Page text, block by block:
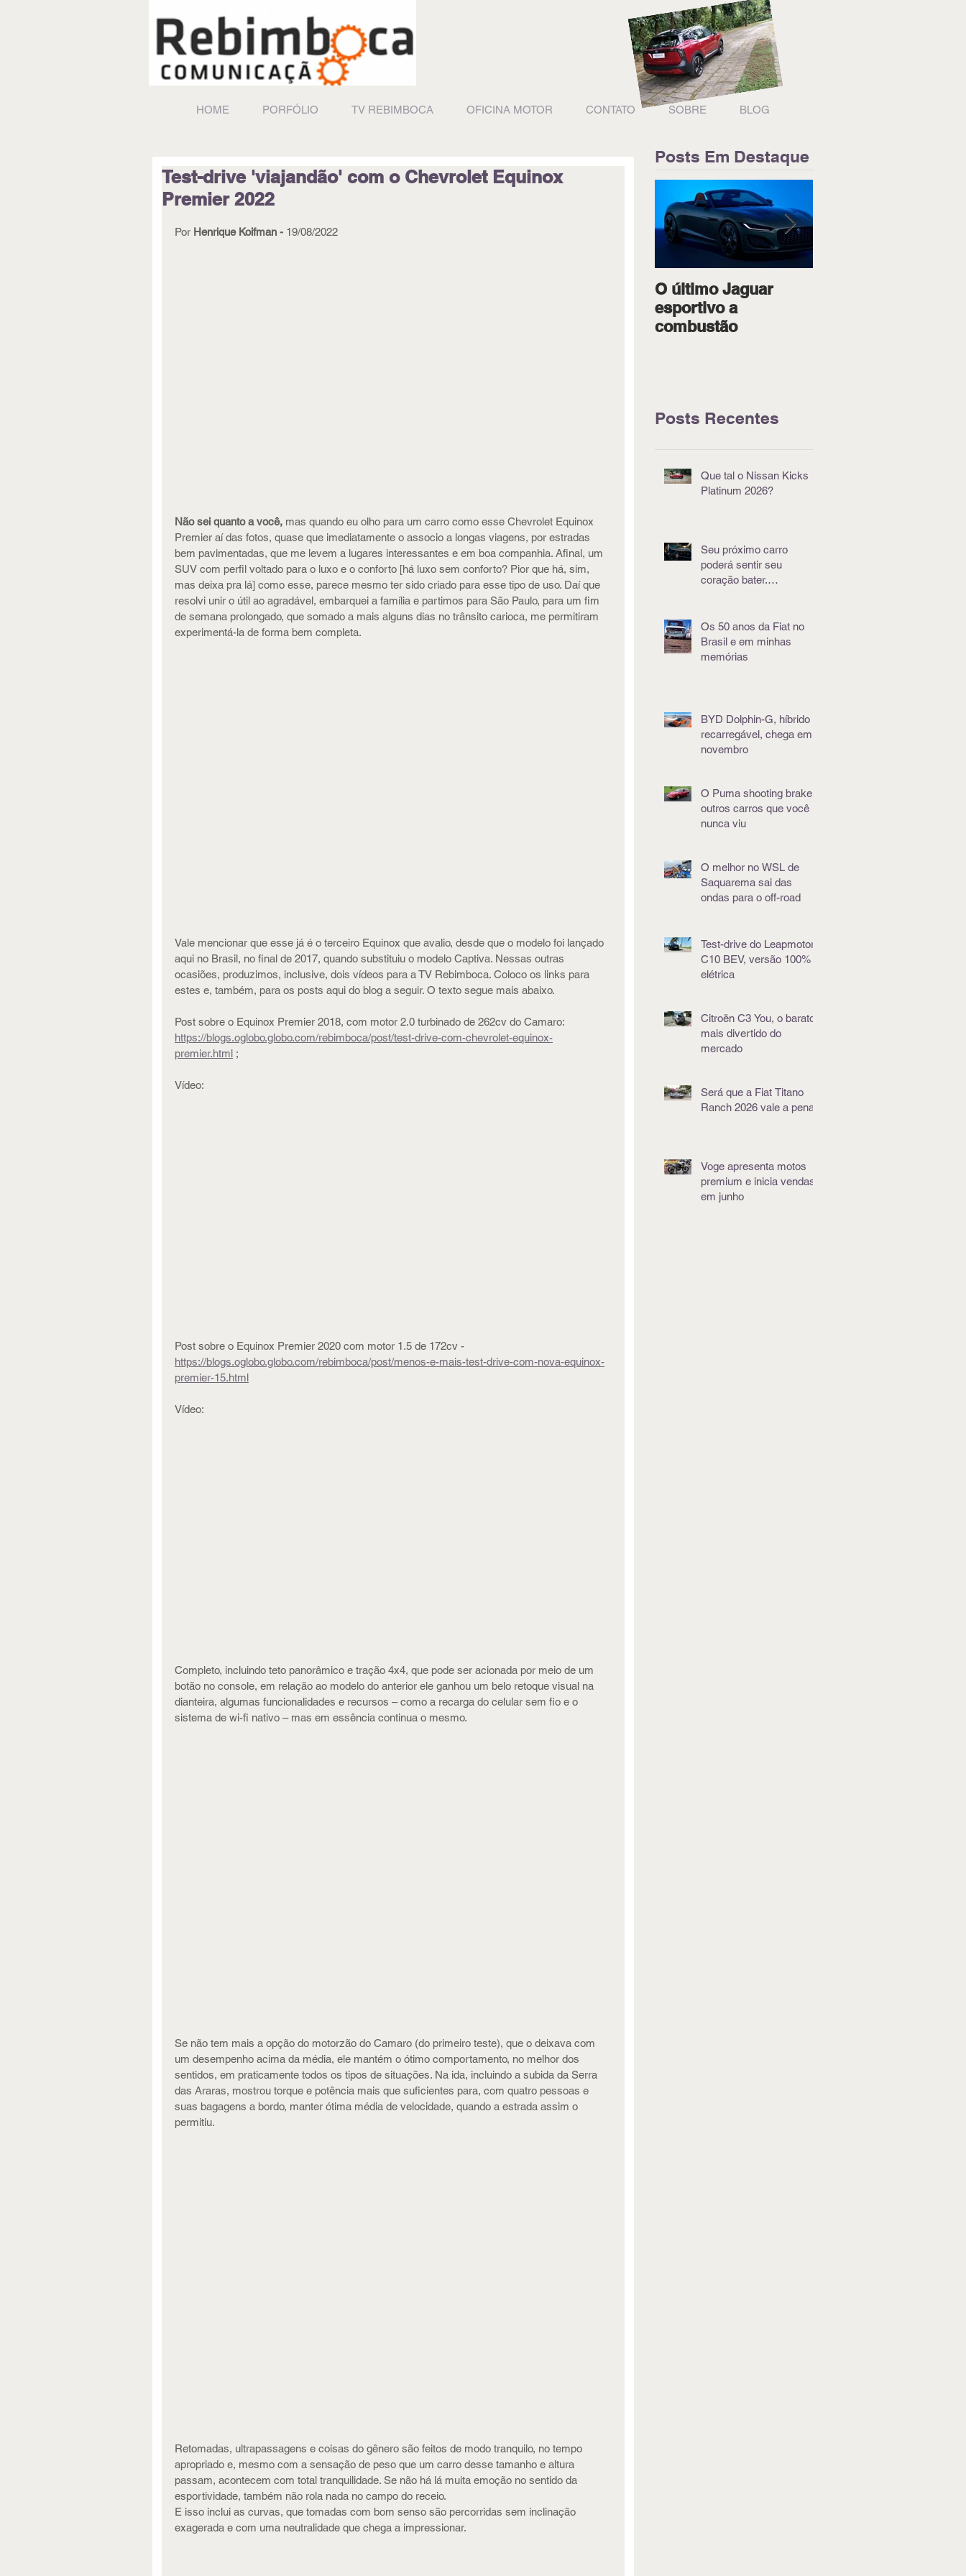
HOME PORFÓLIO TV REBIMBOCA OFICINA MOTOR CONTATO SOBRE BLOG
Test-drive 'viajandão' com o Chevrolet Equinox
Premier 2022
Por Henrique Koifman - 19/08/2022
Não sei quanto a você, mas quando eu olho para um carro como esse Chevrolet Equinox
Premier aí das fotos, quase que imediatamente o associo a longas viagens, por estradas
bem pavimentadas, que me levem a lugares interessantes e em boa companhia. Afinal, um
SUV com perfil voltado para o luxo e o conforto [há luxo sem conforto? Pior que há, sim,
mas deixa pra lá] como esse, parece mesmo ter sido criado para esse tipo de uso. Daí que
resolvi unir o útil ao agradável, embarquei a família e partimos para São Paulo, para um fim
de semana prolongado, que somado a mais alguns dias no trânsito carioca, me permitiram
experimentá-la de forma bem completa.
Vale mencionar que esse já é o terceiro Equinox que avalio, desde que o modelo foi lançado
aqui no Brasil, no final de 2017, quando substituiu o modelo Captiva. Nessas outras
ocasiões, produzimos, inclusive, dois vídeos para a TV Rebimboca. Coloco os links para
estes e, também, para os posts aqui do blog a seguir. O texto segue mais abaixo.
Post sobre o Equinox Premier 2018, com motor 2.0 turbinado de 262cv do Camaro:
https://blogs.oglobo.globo.com/rebimboca/post/test-drive-com-chevrolet-equinox-
premier.html ;
Vídeo:
Post sobre o Equinox Premier 2020 com motor 1.5 de 172cv -
https://blogs.oglobo.globo.com/rebimboca/post/menos-e-mais-test-drive-com-nova-equinox-
premier-15.html
Vídeo:
Completo, incluindo teto panorâmico e tração 4x4, que pode ser acionada por meio de um
botão no console, em relação ao modelo do anterior ele ganhou um belo retoque visual na
dianteira, algumas funcionalidades e recursos – como a recarga do celular sem fio e o
sistema de wi-fi nativo – mas em essência continua o mesmo.
Se não tem mais a opção do motorzão do Camaro (do primeiro teste), que o deixava com
um desempenho acima da média, ele mantém o ótimo comportamento, no melhor dos
sentidos, em praticamente todos os tipos de situações. Na ida, incluindo a subida da Serra
das Araras, mostrou torque e potência mais que suficientes para, com quatro pessoas e
suas bagagens a bordo, manter ótima média de velocidade, quando a estrada assim o
permitiu.
Retomadas, ultrapassagens e coisas do gênero são feitos de modo tranquilo, no tempo
apropriado e, mesmo com a sensação de peso que um carro desse tamanho e altura
passam, acontecem com total tranquilidade. Se não há lá muita emoção no sentido da
esportividade, também não rola nada no campo do receio.
E isso inclui as curvas, que tomadas com bom senso são percorridas sem inclinação
exagerada e com uma neutralidade que chega a impressionar.
Posts Em Destaque
O último Jaguar
esportivo a
combustão
Posts Recentes
Que tal o Nissan Kicks
Platinum 2026?
Seu próximo carro
poderá sentir seu
coração bater.
Os 50 anos da Fiat no
Brasil e em minhas
memórias
BYD Dolphin-G, híbrido e
recarregável, chega em
novembro
O Puma shooting brake e
outros carros que você
nunca viu
O melhor no WSL de
Saquarema sai das
ondas para o off-road
Test-drive do Leapmotor
C10 BEV, versão 100%
elétrica
Citroën C3 You, o barato
mais divertido do
mercado
Será que a Fiat Titano
Ranch 2026 vale a pena?
Voge apresenta motos
premium e inicia vendas
em junho